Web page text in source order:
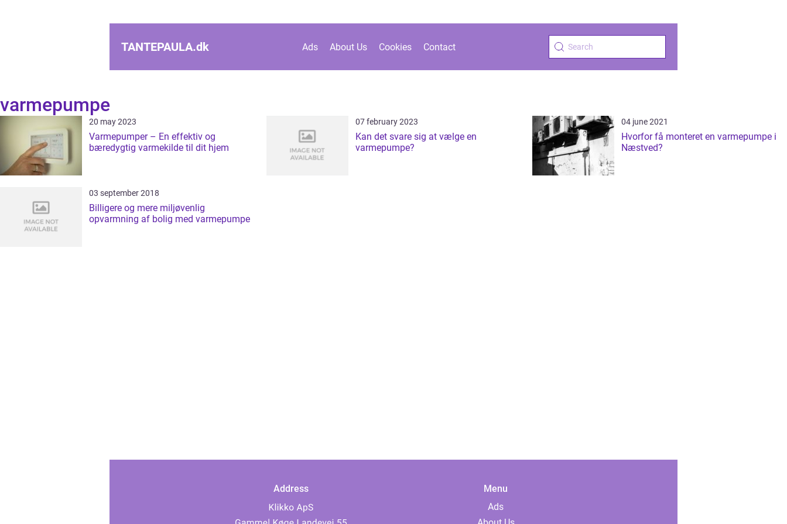
TANTEPAULA.dk Ads About Us Cookies Contact
varmepumpe
20 may 2023
Varmepumper – En effektiv og
bæredygtig varmekilde til dit hjem
07 february 2023
Kan det svare sig at vælge en
varmepumpe?
04 june 2021
Hvorfor få monteret en varmepumpe i
Næstved?
03 september 2018
Billigere og mere miljøvenlig
opvarmning af bolig med varmepumpe
Address
Menu
Ads